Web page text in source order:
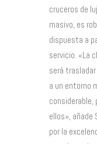
cruceros de
masivo, es
dispuesta a
servicio. «La
será
a un entorno
considerable,
ellos», añade
por la